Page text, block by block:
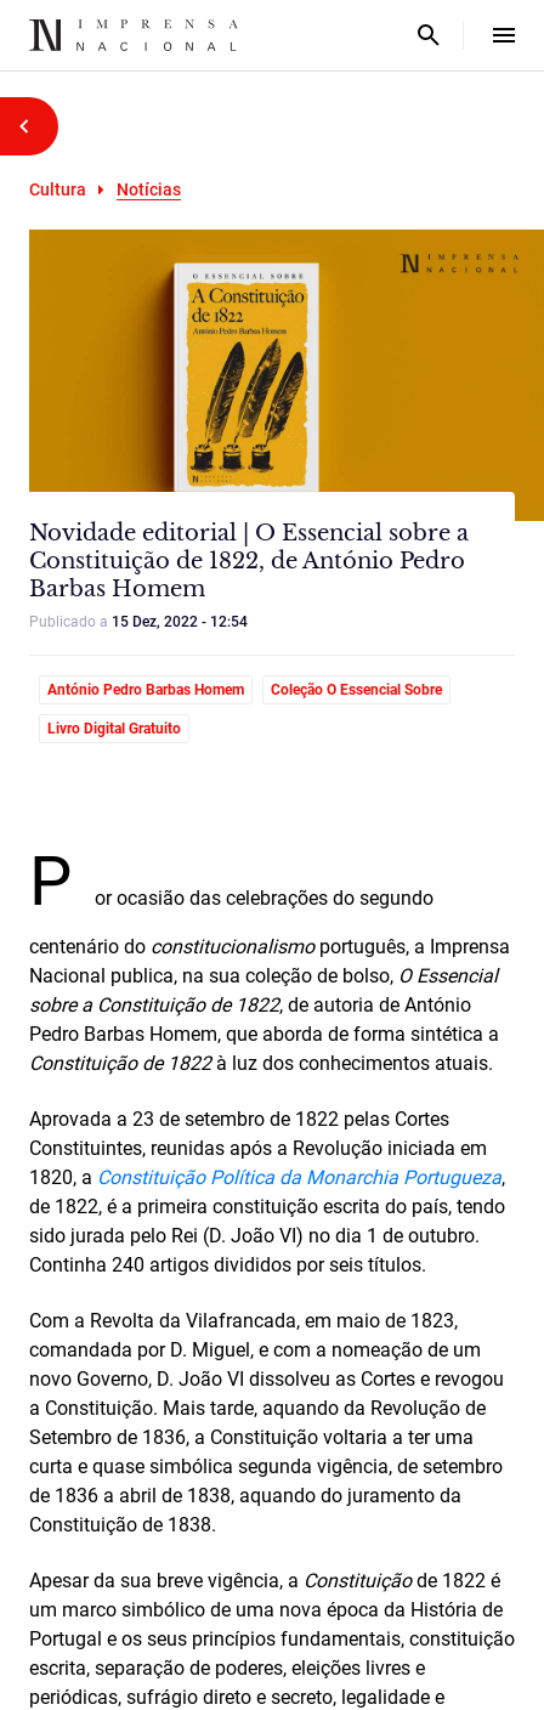
Cultura Notícias
Novidade editorial | O Essencial sobre a
Constituição de 1822, de António Pedro
Barbas Homem
Publicado a 15 Dez, 2022 - 12:54
António Pedro Barbas Homem Coleção O Essencial Sobre
Livro Digital Gratuito
P or ocasião das celebrações do segundo
centenário do constitucionalismoportuguês, a Imprensa
Nacional publica, na sua coleção de bolso, O Essencial
sobre a Constituição de 1822, de autoria de António
Pedro Barbas Homem, que aborda de forma sintética a
Constituição de 1822à luz dos conhecimentos atuais.
Aprovada a 23 de setembro de 1822 pelas Cortes
Constituintes, reunidas após a Revolução iniciada em
1820, a Constituição Política da Monarchia Portugueza,
de 1822, é a primeira constituição escrita do país, tendo
sido jurada pelo Rei (D. João VI) no dia 1 de outubro.
Continha 240 artigos divididos por seis títulos.
Com a Revolta da Vilafrancada, em maio de 1823,
comandada por D. Miguel, e com a nomeação de um
novo Governo, D. João VI dissolveu as Cortes e revogou
a Constituição. Mais tarde, aquando da Revolução de
Setembro de 1836, a Constituição voltaria a ter uma
curta e quase simbólica segunda vigência, de setembro
de 1836 a abril de 1838, aquando do juramento da
Constituição de 1838.
Apesar da sua breve vigência, a Constituiçãode 1822 é
um marco simbólico de uma nova época da História de
Portugal e os seus princípios fundamentais, constituição
escrita, separação de poderes, eleições livres e
periódicas, sufrágio direto e secreto, legalidade e